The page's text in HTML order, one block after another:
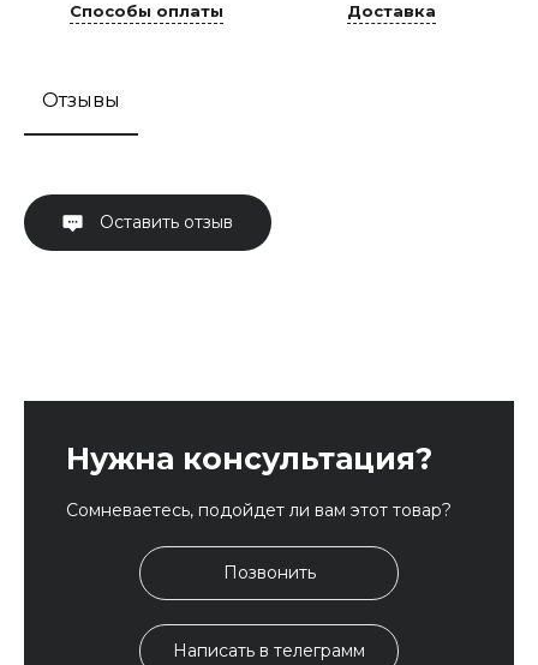
Способы оплаты Доставка
Отзывы
Оставить отзыв
Нужна консультация?
Сомневаетесь, подойдет ли вам этот товар?
Позвонить
Написать в телеграмм